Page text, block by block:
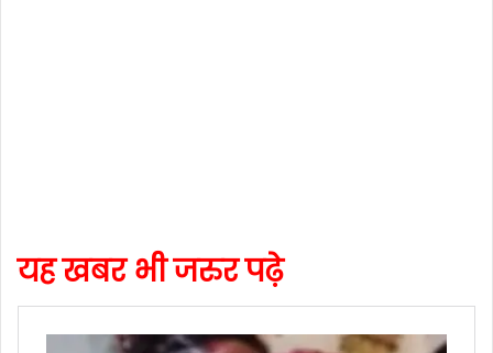
यह खबर भी जरुर पढ़े